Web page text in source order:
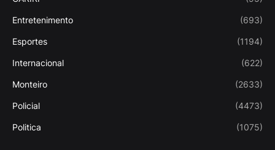
Entretenimento (693)
Esportes (1194)
Internacional (622)
Monteiro (2633)
Policial (4473)
Politica (1075)